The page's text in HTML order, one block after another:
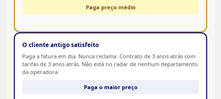
Paga preço médio
O cliente antigo satisfeito
Paga a fatura em dia. Nunca reclama. Contrato de 3 anos atrás com
tarifas de 3 anos atrás. Não está no radar de nenhum departamento
da operadora.
Paga o maior preço